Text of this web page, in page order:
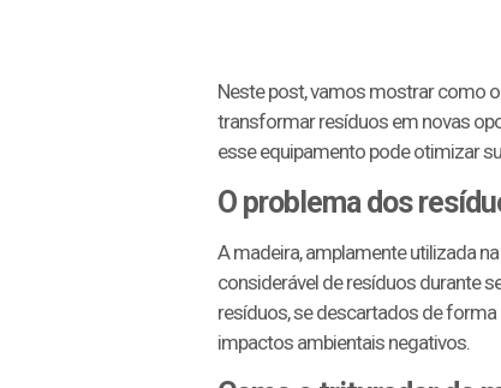
Neste post, vamos mostrar como
transformar resíduos em novas
esse equipamento pode otimizar
O problema dos
A madeira, amplamente utilizada
considerável de resíduos durante
resíduos, se descartados de
impactos ambientais negativos.